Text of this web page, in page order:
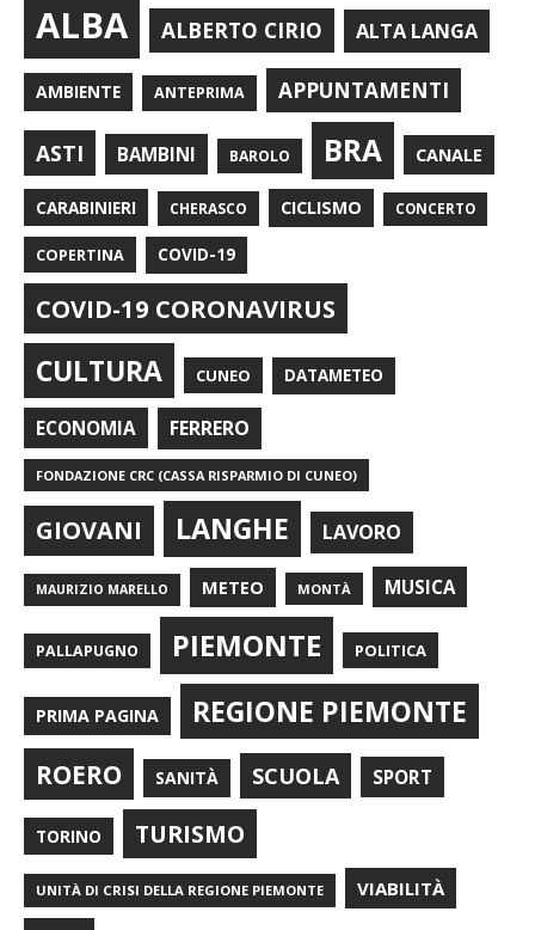
ALBA ALBERTO CIRIO ALTA LANGA
AMBIENTE ANTEPRIMA APPUNTAMENTI
ASTI BAMBINI BAROLO BRA CANALE
CARABINIERI CHERASCO CICLISMO CONCERTO
COPERTINA COVID-19
COVID-19 CORONAVIRUS
CULTURA CUNEO DATAMETEO
ECONOMIA FERRERO
FONDAZIONE CRC (CASSA RISPARMIO DI CUNEO)
GIOVANI LANGHE LAVORO
MAURIZIO MARELLO METEO MONTÀ MUSICA
PALLAPUGNO PIEMONTE POLITICA
PRIMA PAGINA REGIONE PIEMONTE
ROERO SANITÀ SCUOLA SPORT
TORINO TURISMO
UNITÀ DI CRISI DELLA REGIONE PIEMONTE VIABILITÀ